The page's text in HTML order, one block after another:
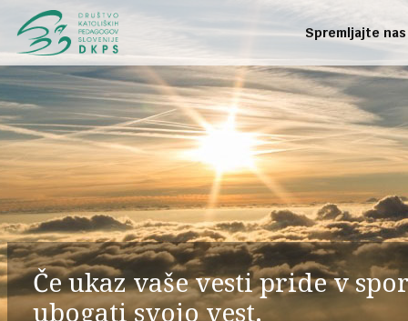
Spremljajte nas
Če ukaz vaše vesti pride v
ubogati svojo vest.